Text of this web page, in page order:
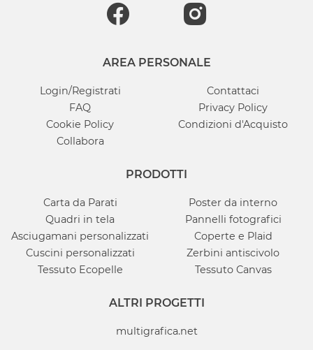
AREA PERSONALE
Login/Registrati
Contattaci
FAQ
Privacy Policy
Cookie Policy
Condizioni d'Acquisto
Collabora
PRODOTTI
Carta da Parati
Poster da interno
Quadri in tela
Pannelli fotografici
Asciugamani personalizzati
Coperte e Plaid
Cuscini personalizzati
Zerbini antiscivolo
Tessuto Ecopelle
Tessuto Canvas
ALTRI PROGETTI
multigrafica.net